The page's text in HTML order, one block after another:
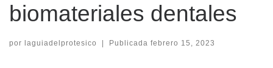
biomateriales dentales
por laguiadelprotesico | Publicada febrero 15, 2023